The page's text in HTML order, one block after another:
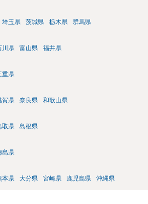
埼玉県 茨城県 栃木県 群馬県
川県 富山県 福井県
重県
賀県 奈良県 和歌山県
取県 島根県
島県
本県 大分県 宮崎県 鹿児島県 沖縄県